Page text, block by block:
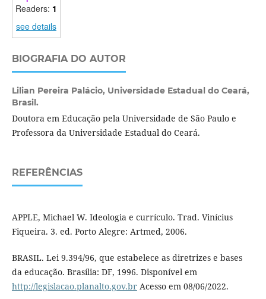
Readers: 1
see details
BIOGRAFIA DO AUTOR
Lilian Pereira Palácio, Universidade Estadual do Ceará,
Brasil.
Doutora em Educação pela Universidade de São Paulo e
Professora da Universidade Estadual do Ceará.
REFERÊNCIAS
APPLE, Michael W. Ideologia e currículo. Trad. Vinícius
Fiqueira. 3. ed. Porto Alegre: Artmed, 2006.
BRASIL. Lei 9.394/96, que estabelece as diretrizes e bases
da educação. Brasília: DF, 1996. Disponível em
http://legislacao.planalto.gov.brAcesso em 08/06/2022.